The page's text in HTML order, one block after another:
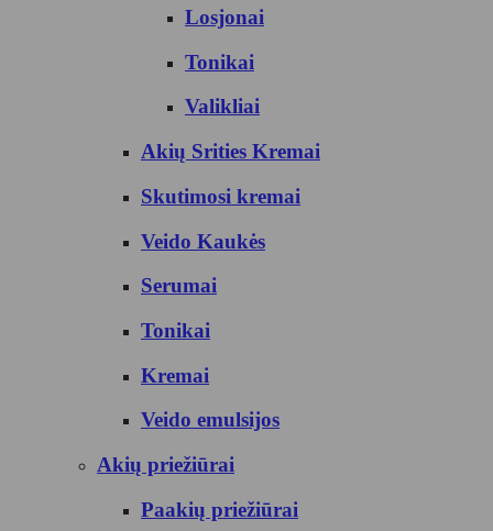
Losjonai
Tonikai
Valikliai
Akių Srities Kremai
Skutimosi kremai
Veido Kaukės
Serumai
Tonikai
Kremai
Veido emulsijos
Akių priežiūrai
Paakių priežiūrai